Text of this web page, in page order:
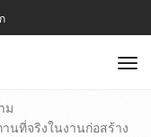
ม
นที่จริงในงานก่อสร้าง